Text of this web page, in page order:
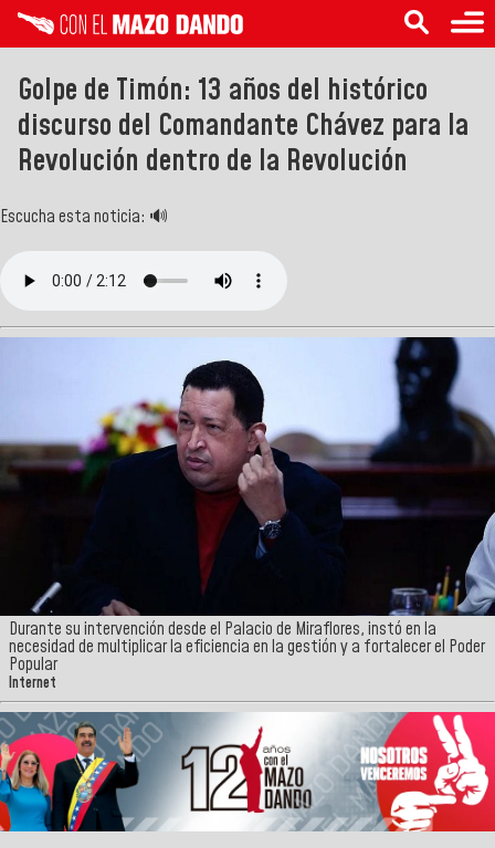
Golpe de Timón: 13 años del histórico
discurso del Comandante Chávez para la
Revolución dentro de la Revolución
Escucha esta noticia: 🔊
Durante su intervención desde el Palacio de Miraflores, instó en la
necesidad de multiplicar la eficiencia en la gestión y a fortalecer el Poder
Popular
Internet